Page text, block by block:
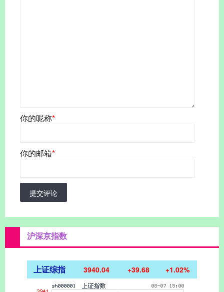
你的昵称*
你的邮箱*
提交评论
沪深京指数
上证综指 3940.04 +39.68 +1.02%